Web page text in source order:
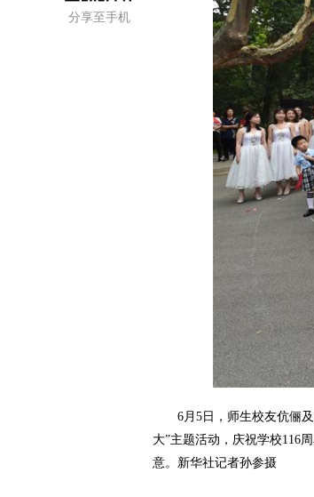
分享至手机
6月5日，师生校友伉俪及
大”主题活动，庆祝学校116
意。新华社记者孙参摄